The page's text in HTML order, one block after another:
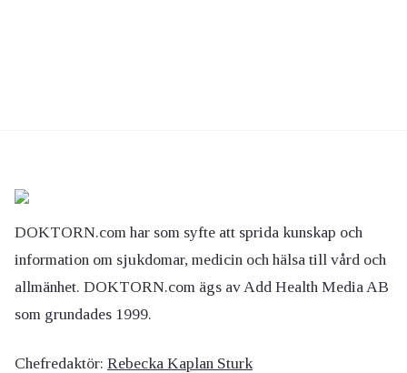
DOKTORN.com har som syfte att sprida kunskap och
information om sjukdomar, medicin och hälsa till vård och
allmänhet. DOKTORN.com ägs av Add Health Media AB
som grundades 1999.
Chefredaktör: Rebecka Kaplan Sturk